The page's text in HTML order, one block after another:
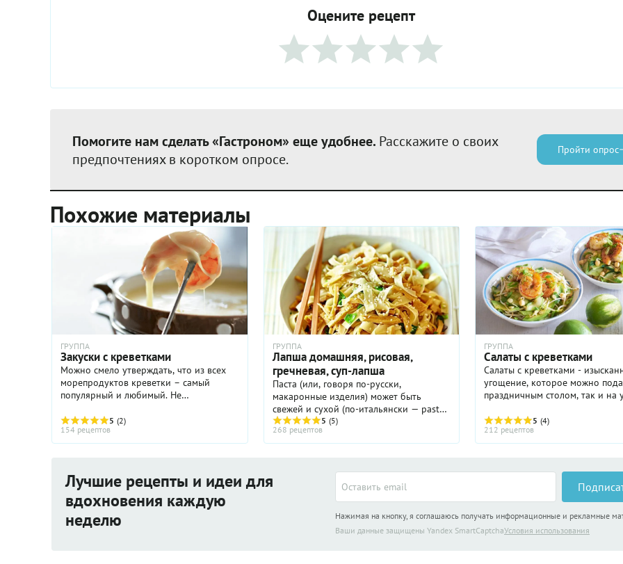
Оцените рецепт
Помогите нам сделать «Гастроном» еще удобнее. Расскажите о своих
предпочтениях в коротком опросе.
Пройти опрос
Похожие материалы
ГРУППА
Закуски с креветками
Можно смело утверждать, что из всех
морепродуктов креветки – самый
популярный и любимый. Не
креветками широк необычайно. Самые
простые ...
5 (2)
154 рецептов
ГРУППА
Лапша домашняя, рисовая,
гречневая, суп-лапша
Паста (или, говоря по-русски,
макаронные изделия) может быть
свежей и сухой (по-итальянски — pasta
fresca и pasta secca). Если раньше сухую
пасту производили промышленно, а
свежую — исключительно дома ...
5 (5)
268 рецептов
ГРУППА
Салаты с креветками
Салаты с креветками -
угощение, которое можно
праздничным столом, так и на
креветками столь
всегда есть возможность ...
5 (4)
212 рецептов
Лучшие рецепты и идеи для
вдохновения каждую
неделю
Нажимая на кнопку, я соглашаюсь получать информационные и рекламные
Ваши данные защищены Yandex SmartCaptchaУсловия использования